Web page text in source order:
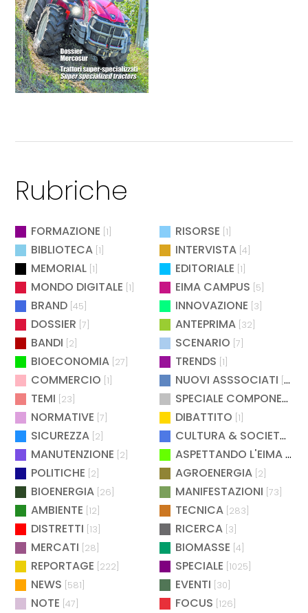
Rubriche
FORMAZIONE [1] RISORSE [1]
BIBLIOTECA [1] INTERVISTA [4]
MEMORIAL [1] EDITORIALE [1]
MONDO DIGITALE [1] EIMA CAMPUS [5]
BRAND [45] INNOVAZIONE [3]
DOSSIER [7] ANTEPRIMA [32]
BANDI [2] SCENARIO [7]
BIOECONOMIA [27] TRENDS [1]
COMMERCIO [1] NUOVI ASSSOCIATI [15]
TEMI [23]
SPECIALE COMPONENTISTICA
NORMATIVE [7] DIBATTITO [1]
SICUREZZA [2] CULTURA & SOCIETÀ
MANUTENZIONE [2] ASPETTANDO L'EIMA [4]
POLITICHE [2] AGROENERGIA [2]
BIOENERGIA [26] MANIFESTAZIONI [73]
AMBIENTE [12] TECNICA [283]
DISTRETTI [13] RICERCA [3]
MERCATI [28] BIOMASSE [4]
REPORTAGE [222] SPECIALE [1025]
NEWS [581] EVENTI [30]
NOTE [47] FOCUS [126]